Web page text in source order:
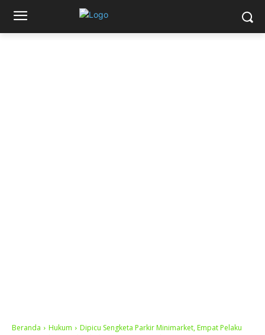
Beranda Hukum
Dipicu Sengketa Parkir Minimarket, Empat Pelaku